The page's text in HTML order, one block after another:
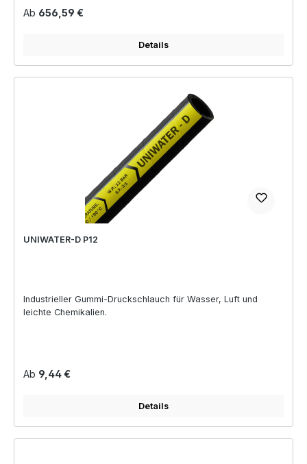
Regulärer Preis:
Ab 656,59 €
Details
UNIWATER-D P12
Industrieller Gummi-Druckschlauch für Wasser, Luft und
leichte Chemikalien.
Regulärer Preis:
Ab 9,44 €
Details